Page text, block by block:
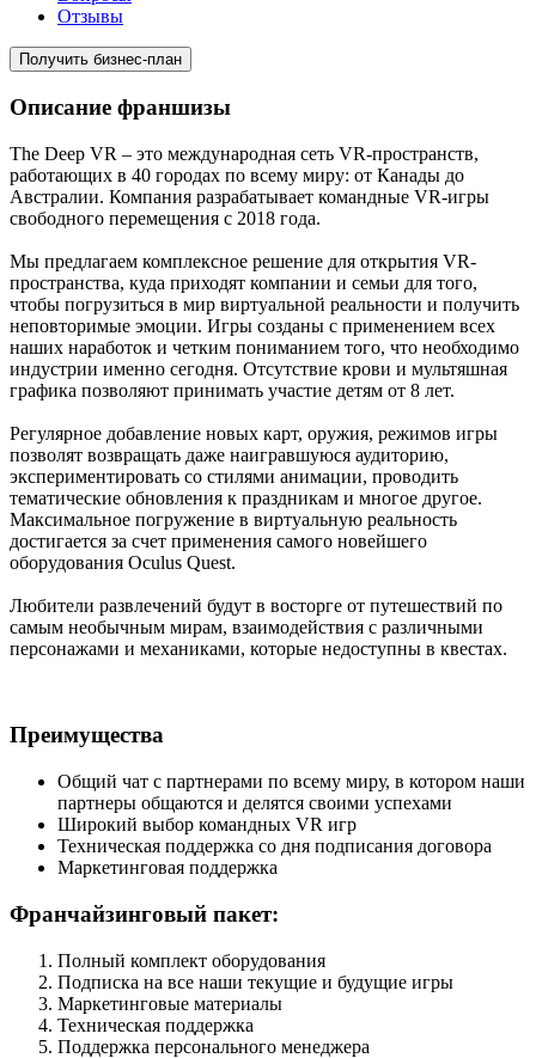
Отзывы
Получить бизнес-план
Описание франшизы
The Deep VR – это международная сеть VR-пространств,
работающих в 40 городах по всему миру: от Канады до
Австралии. Компания разрабатывает командные VR-игры
свободного перемещения с 2018 года.
Мы предлагаем комплексное решение для открытия VR-
пространства, куда приходят компании и семьи для того,
чтобы погрузиться в мир виртуальной реальности и получить
неповторимые эмоции. Игры созданы с применением всех
наших наработок и четким пониманием того, что необходимо
индустрии именно сегодня. Отсутствие крови и мультяшная
графика позволяют принимать участие детям от 8 лет.
Регулярное добавление новых карт, оружия, режимов игры
позволят возвращать даже наигравшуюся аудиторию,
экспериментировать со стилями анимации, проводить
тематические обновления к праздникам и многое другое.
Максимальное погружение в виртуальную реальность
достигается за счет применения самого новейшего
оборудования Oculus Quest.
Любители развлечений будут в восторге от путешествий по
самым необычным мирам, взаимодействия с различными
персонажами и механиками, которые недоступны в квестах.
Преимущества
Общий чат с партнерами по всему миру, в котором наши
партнеры общаются и делятся своими успехами
Широкий выбор командных VR игр
Техническая поддержка со дня подписания договора
Маркетинговая поддержка
Франчайзинговый пакет:
Полный комплект оборудования
Подписка на все наши текущие и будущие игры
Маркетинговые материалы
Техническая поддержка
Поддержка персонального менеджера